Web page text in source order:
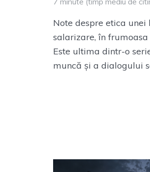
Note despre etica
salarizare, în
Este ultima dintr-o
muncă și a dialogului